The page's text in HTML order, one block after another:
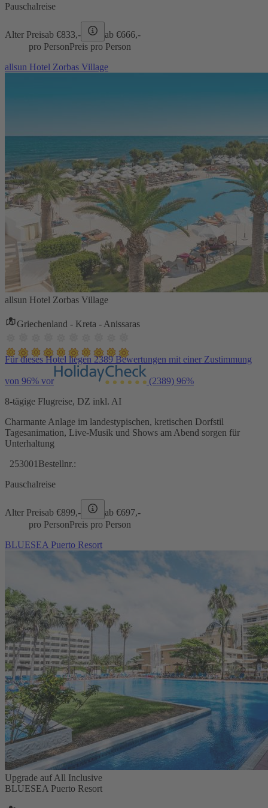
Pauschalreise
Alter Preisab €833,- ab €666,-
pro PersonPreis pro Person
allsun Hotel Zorbas Village
allsun Hotel Zorbas Village
Griechenland - Kreta - Anissaras
Für dieses Hotel liegen 2389 Bewertungen mit einer Zustimmung
von 96% vor (2389) 96%
8-tägige Flugreise, DZ inkl. AI
Charmante Anlage im landestypischen, kretischen Dorfstil
Tagesanimation, Live-Musik und Shows am Abend sorgen für
Unterhaltung
253001 Bestellnr.:
Pauschalreise
Alter Preisab €899,- ab €697,-
pro PersonPreis pro Person
BLUESEA Puerto Resort
Upgrade auf All Inclusive
BLUESEA Puerto Resort